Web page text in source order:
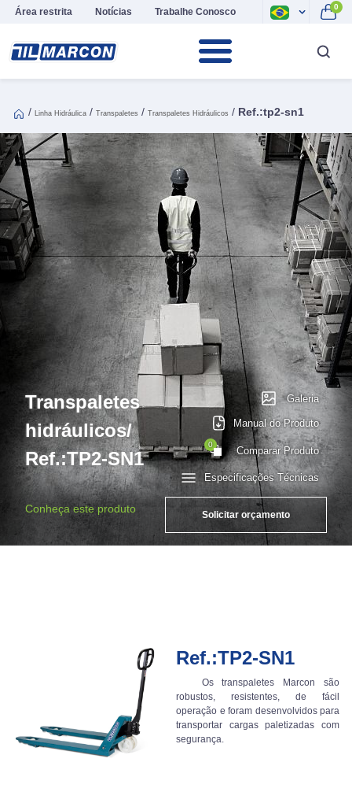
Área restrita Notícias Trabalhe Conosco 0
/ Linha Hidráulica / Transpaletes / Transpaletes Hidráulicos / Ref.:tp2-sn1
Transpaletes
hidráulicos/
Ref.:TP2-SN1
Especificações Técnicas
Galeria
Manual do Produto
0 Comparar Produto
Conheça este produto Solicitar orçamento
Ref.:TP2-SN1
Os transpaletes Marcon são
robustos, resistentes, de fácil
operação e foram desenvolvidos para
transportar cargas paletizadas com
segurança.